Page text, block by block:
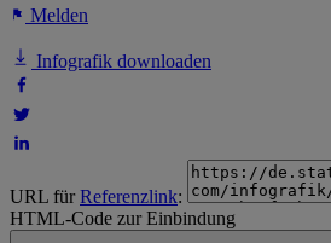
Melden
Infografik downloaden
URL fürReferenzlink:
HTML-Code zur Einbindung